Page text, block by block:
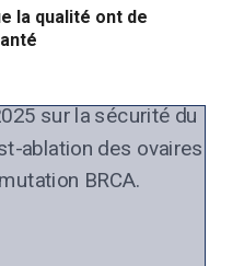
la qualité ont de